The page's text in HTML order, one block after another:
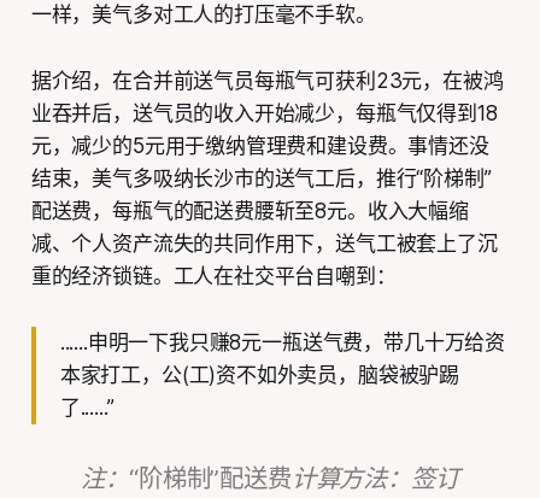
一样，美气多对工人的打压毫不手软。
据介绍，在合并前送气员每瓶气可获利23元，在被鸿
业吞并后，送气员的收入开始减少，每瓶气仅得到18
元，减少的5元用于缴纳管理费和建设费。事情还没
结束，美气多吸纳长沙市的送气工后，推行“阶梯制”
配送费，每瓶气的配送费腰斩至8元。收入大幅缩
减、个人资产流失的共同作用下，送气工被套上了沉
重的经济锁链。工人在社交平台自嘲到：
......申明一下我只赚8元一瓶送气费，带几十万给资
本家打工，公(工)资不如外卖员，脑袋被驴踢
了......”
注： “阶梯制”配送费计算方法：签订